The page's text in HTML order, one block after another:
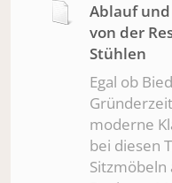
Ablauf
von der
Stühlen
Egal ob
moderne
bei diesen
Sitzmöbeln